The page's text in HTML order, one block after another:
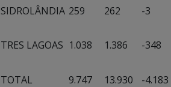
SIDROLÂNDIA 259 262 -3
TRES LAGOAS 1.038 1.386 -348
TOTAL 9.747 13.930 -4.183